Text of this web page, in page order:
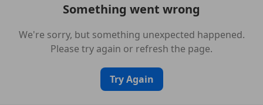
Something went wrong
We're sorry, but something unexpected happened.
Please try again or refresh the page.
Try Again